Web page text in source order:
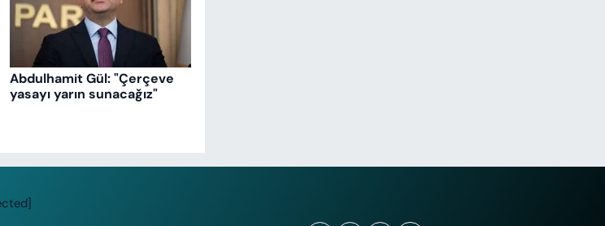
Abdulhamit Gül: "Çerçeve
yasayı yarın sunacağız"